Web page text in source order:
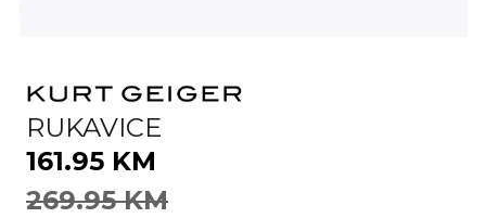
RUKAVICE
161.95 KM
269.95 KM